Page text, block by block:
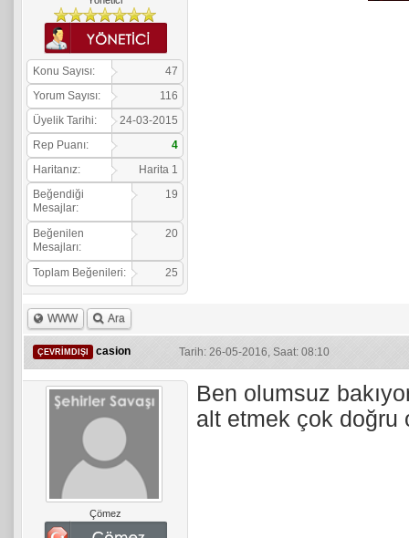
Konu Sayısı:
47
Yorum Sayısı:
116
Üyelik Tarihi:
24-03-2015
Rep Puanı:
4
Haritanız:
Harita 1
Beğendiği
Mesajlar:
19
Beğenilen
Mesajları:
20
Toplam Beğenileri: 25
WWW Ara
ÇEVRIMDIŞI casion Tarih: 26-05-2016, Saat: 08:10
Çömez
Ben olumsuz
alt etmek çok doğru